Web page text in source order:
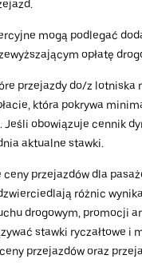
mogą podlegać
opłatę
przejazdy do/z lotniska
która pokrywa
Jeśli obowiązuje cennik
aktualne stawki.
ceny przejazdów dla
różnic
drogowym, promocji
stawki ryczałtowe i
przejazdów oraz